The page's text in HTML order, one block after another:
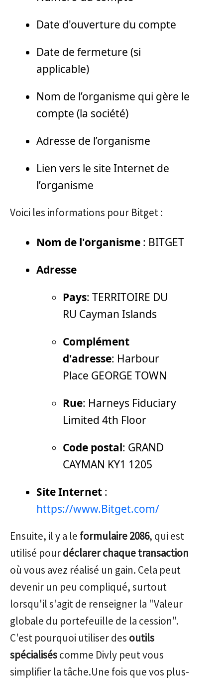
Date d'ouverture du compte
Date de fermeture (si
applicable)
Nom de l’organisme qui gère le
compte (la société)
Adresse de l’organisme
Lien vers le site Internet de
l’organisme
Voici les informations pour Bitget :
Nom de l'organisme : BITGET
Adresse
Pays: TERRITOIRE DU
RU Cayman Islands
Complément
d'adresse: Harbour
Place GEORGE TOWN
Rue: Harneys Fiduciary
Limited 4th Floor
Code postal: GRAND
CAYMAN KY1 1205
Site Internet :
https://www.Bitget.com/
Ensuite, il y a le formulaire 2086, qui est
utilisé pourdéclarer chaque transaction
où vous avez réalisé un gain. Cela peut
devenir un peu compliqué, surtout
lorsqu'il s'agit de renseigner la "Valeur
globale du portefeuille de la cession".
C'est pourquoi utiliser des outils
spécialiséscomme Divly peut vous
simplifier la tâche.Une fois que vos plus-